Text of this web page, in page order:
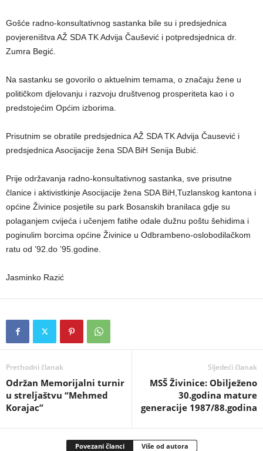
Gošće radno-konsultativnog sastanka bile su i predsjednica
povjereništva AŽ SDA TK Advija Čaušević i potpredsjednica dr.
Zumra Begić.
Na sastanku se govorilo o aktuelnim temama, o značaju žene u
političkom djelovanju i razvoju društvenog prosperiteta kao i o
predstojećim Općim izborima.
Prisutnim se obratile predsjednica AŽ SDA TK Advija Čausević i
predsjednica Asocijacije žena SDA BiH Senija Bubić.
Prije održavanja radno-konsultativnog sastanka, sve prisutne
članice i aktivistkinje Asocijacije žena SDA BiH,Tuzlanskog kantona i
općine Živinice posjetile su park Bosanskih branilaca gdje su
polaganjem cvijeća i učenjem fatihe odale dužnu poštu šehidima i
poginulim borcima općine Živinice u Odbrambeno-oslobodilačkom
ratu od ’92.do ’95.godine.
Jasminko Razić
Prethodni članak
Održan Memorijalni turnir
u streljaštvu “Mehmed
Korajac”
Sljedeći članak
MSŠ Živinice: Obilježeno
30.godina mature
generacije 1987/88.godina
Povezani članci Više od autora